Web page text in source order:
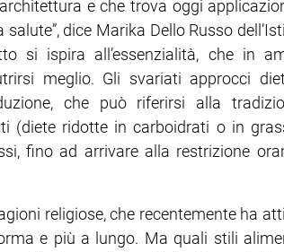
e che trova oggi
dice Marika Dello Russo
si ispira all’essenzialità, che in
meglio. Gli svariati approcci
che può riferirsi alla
(diete ridotte in carboidrati o in
fino ad arrivare alla restrizione
religiose, che recentemente ha
e più a lungo. Ma quali stili